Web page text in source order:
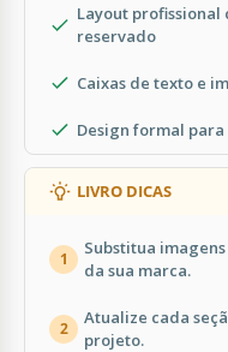
Layout profissional
reservado
Caixas de texto e
Design formal
LIVRO DICAS
1
Substitua
da sua marca.
2
Atualize cada
projeto.